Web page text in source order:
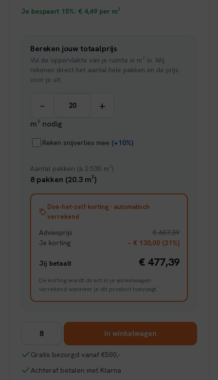
prijs
€ 29,95.
prijs
€ 25,46.
Je bespaart 15%: € 4,49 per m²
Bereken jouw totaalprijs
Vul de oppervlakte van je ruimte in m² in. Wij
rekenen direct het aantal hele pakken en de prijs
voor je uit.
− +
m² nodig
Reken snijverlies mee (+10%)
Aantal pakken (à 2.535 m²)
8 pakken (20.3 m²)
Doe-het-zelf korting · automatisch
verrekend
Adviesprijs
€ 607,39
Je korting
− € 130,00 (21%)
Jij betaalt € 477,39
De korting wordt direct in je winkelwagen
verrekend wanneer je dit product toevoegt.
Hybride
Laminaat
-
In winkelwagen
Gratis bezorgd vanaf €500,-
Achteraf betalen met Klarna